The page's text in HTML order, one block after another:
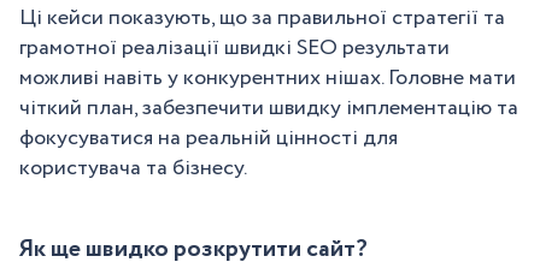
Ці кейси показують, що за правильної стратегії та
грамотної реалізації швидкі SEO результати
можливі навіть у конкурентних нішах. Головне мати
чіткий план, забезпечити швидку імплементацію та
фокусуватися на реальній цінності для
користувача та бізнесу.
Як ще швидко розкрутити сайт?